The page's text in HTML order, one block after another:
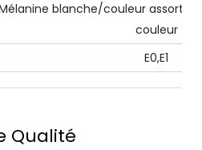
blanche/couleur assortie,
couleur
E0,E1
Qualité